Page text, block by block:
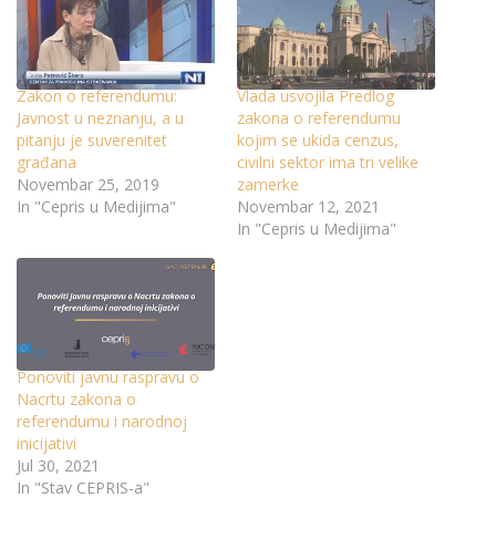
Zakon o referendumu:
Javnost u neznanju, a u
pitanju je suverenitet
građana
Novembar 25, 2019
In "Cepris u Medijima"
Vlada usvojila Predlog
zakona o referendumu
kojim se ukida cenzus,
civilni sektor ima tri velike
zamerke
Novembar 12, 2021
In "Cepris u Medijima"
Ponoviti javnu raspravu o
Nacrtu zakona o
referendumu i narodnoj
inicijativi
Jul 30, 2021
In "Stav CEPRIS-a"